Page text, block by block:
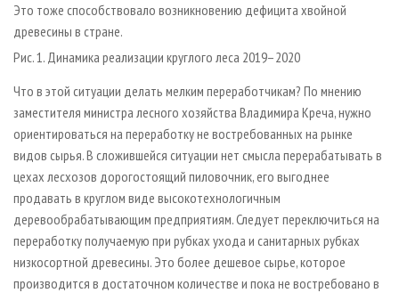
Это тоже способствовало возникновению дефицита хвойной
древесины в стране.
Рис. 1. Динамика реализации круглого леса 2019–2020
Что в этой ситуации делать мелким переработчикам? По мнению
заместителя министра лесного хозяйства Владимира Креча, нужно
ориентироваться на переработку не востребованных на рынке
видов сырья. В сложившейся ситуации нет смысла перерабатывать в
цехах лесхозов дорогостоящий пиловочник, его выгоднее
продавать в круглом виде высокотехнологичным
деревообрабатывающим предприятиям. Следует переключиться на
переработку получаемую при рубках ухода и санитарных рубках
низкосортной древесины. Это более дешевое сырье, которое
производится в достаточном количестве и пока не востребовано в